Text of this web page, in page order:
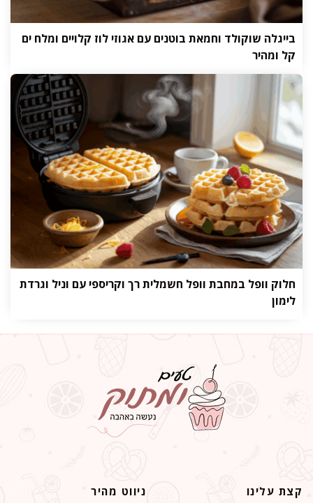
בייגלה שוקולד וחמאת בוטנים עם אגוזי לוז קלויים ומלח ים
קל ומהיר
חלוק וופל במחבת וופל חשמלית רך וקריספי עם וניל וגרדת
לימון
קצת עלינו ניווט מהיר